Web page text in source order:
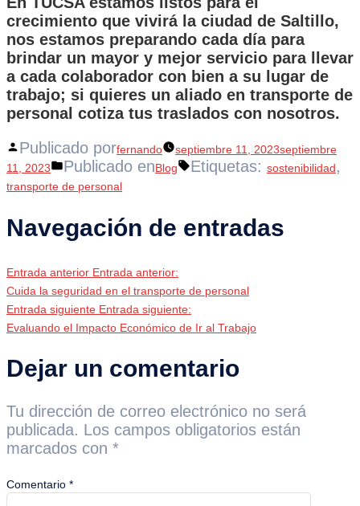
crecimiento que vivirá la ciudad de Saltillo,
nos estamos preparando cada día para
brindar un mayor y mejor servicio para llevar
a cada colaborador con bien a su lugar de
trabajo; si quieres un aliado en transporte de
personal cotiza tus traslados con nosotros.
Publicado porfernando septiembre 11, 2023septiembre
11, 2023
Publicado enBlog Etiquetas: sostenibilidad,
transporte de personal
Navegación de entradas
Entrada anterior Entrada anterior:
Cuida la seguridad en el transporte de personal
Entrada siguiente Entrada siguiente:
Evaluando el Impacto Económico de Ir al Trabajo
Dejar un comentario
Tu dirección de correo electrónico no será
publicada. Los campos obligatorios están
marcados con *
Comentario *